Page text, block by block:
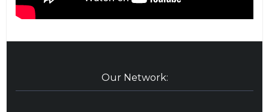
Our Network: